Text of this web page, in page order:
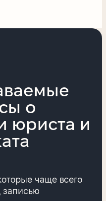
о
юриста и
чаще всего
записью